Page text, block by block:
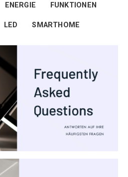
ENERGIE FUNKTIONEN
LED SMARTHOME